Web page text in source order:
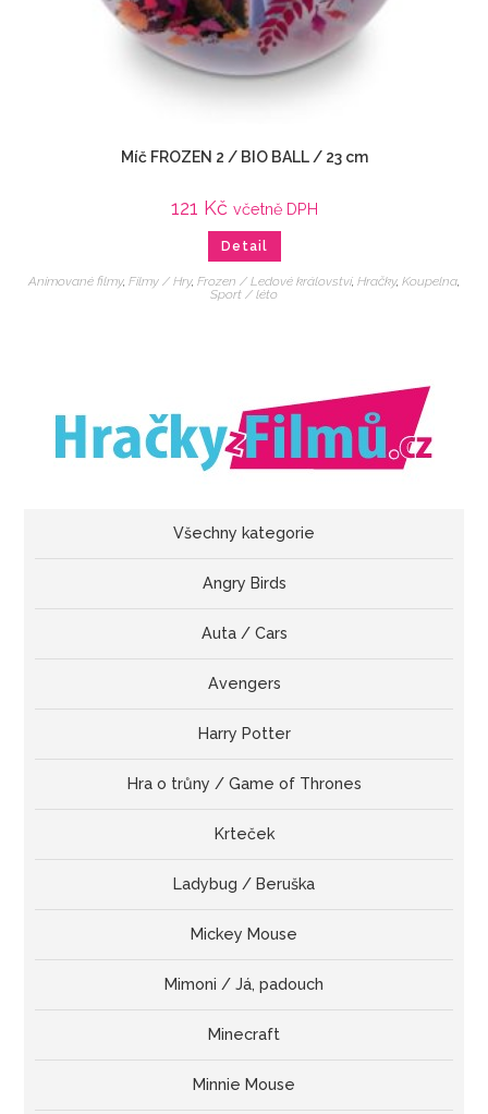
Míč FROZEN 2 / BIO BALL / 23 cm
121 Kč včetně DPH
Detail
Animované filmy, Filmy / Hry, Frozen / Ledové království, Hračky, Koupelna
Sport / léto
Všechny kategorie
Angry Birds
Auta / Cars
Avengers
Harry Potter
Hra o trůny / Game of Thrones
Krteček
Ladybug / Beruška
Mickey Mouse
Mimoni / Já, padouch
Minecraft
Minnie Mouse